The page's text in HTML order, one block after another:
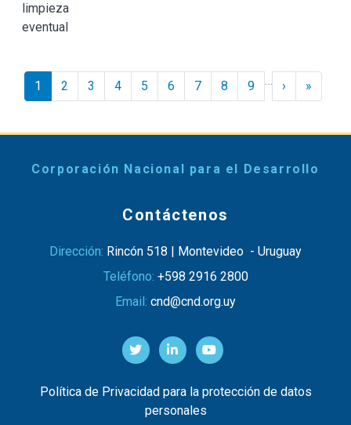
limpieza
eventual
Paginación
1 2 3 4 5 6 7 8 9 … › Siguiente ›
»
Corporación Nacional para el Desarrollo
Contáctenos
Dirección: Rincón 518 | Montevideo - Uruguay
Teléfono: +598 2916 2800
Email: cnd@cnd.org.uy
Política de Privacidad para la protección de datos
personales